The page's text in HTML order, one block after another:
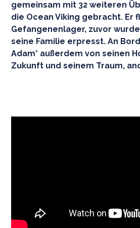
gemeinsam mit 32 weiteren
die Ocean Viking gebracht. Er
Gefangenenlager, zuvor
seine Familie erpresst. An
Adam* außerdem von seinen
Zukunft und seinem Traum,